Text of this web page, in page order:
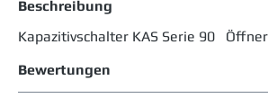
Beschreibung
Kapazitivschalter KAS Serie 90 Öffner
Bewertungen